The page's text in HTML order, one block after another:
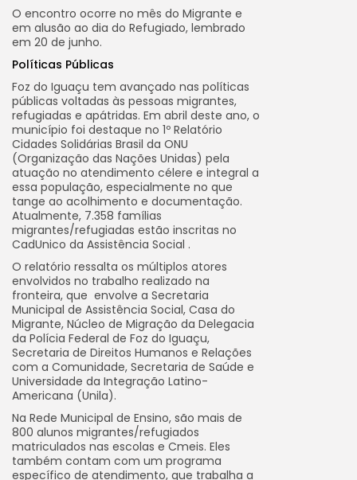
O encontro ocorre no mês do Migrante e
em alusão ao dia do Refugiado, lembrado
em 20 de junho.
Políticas Públicas
Foz do Iguaçu tem avançado nas políticas
públicas voltadas às pessoas migrantes,
refugiadas e apátridas. Em abril deste ano, o
município foi destaque no 1º Relatório
Cidades Solidárias Brasil da ONU
(Organização das Nações Unidas) pela
atuação no atendimento célere e integral a
essa população, especialmente no que
tange ao acolhimento e documentação.
Atualmente, 7.358 famílias
migrantes/refugiadas estão inscritas no
CadUnico da Assistência Social .
O relatório ressalta os múltiplos atores
envolvidos no trabalho realizado na
fronteira, que envolve a Secretaria
Municipal de Assistência Social, Casa do
Migrante, Núcleo de Migração da Delegacia
da Polícia Federal de Foz do Iguaçu,
Secretaria de Direitos Humanos e Relações
com a Comunidade, Secretaria de Saúde e
Universidade da Integração Latino-
Americana (Unila).
Na Rede Municipal de Ensino, são mais de
800 alunos migrantes/refugiados
matriculados nas escolas e Cmeis. Eles
também contam com um programa
específico de atendimento, que trabalha a